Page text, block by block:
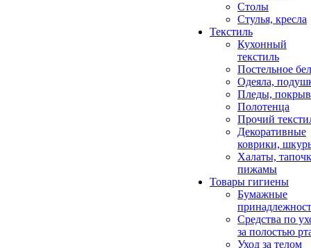
Столы
Стулья, кресла
Текстиль
Кухонный
текстиль
Постельное
Одеяла,
Пледы,
Полотенца
Прочий
Декоративные
коврики,
Халаты,
пижамы
Товары гигиены
Бумажные
Средства по
за полостью
Уход за телом